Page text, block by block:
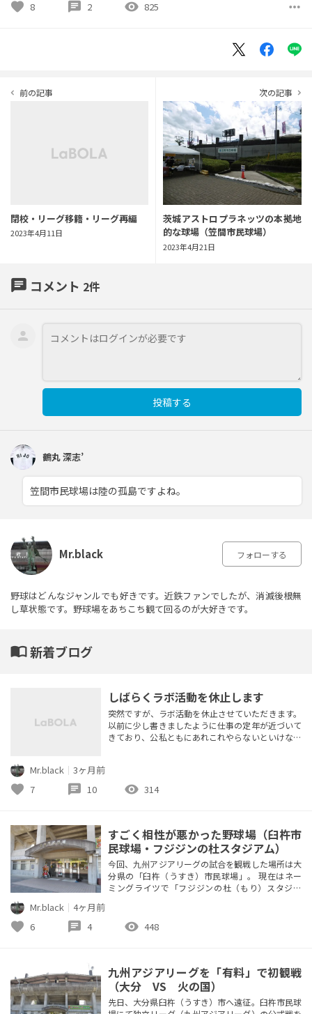
favorite 8 chat 2 visibility 825 more_horiz
navigate_before 前の記事
閉校・リーグ移籍・リーグ再編
2023年4月11日
次の記事 navigate_next
茨城アストロプラネッツの本拠地
的な球場（笠間市民球場）
2023年4月21日
chat コメント 2件
投稿する
鶴丸 深志’
笠間市民球場は陸の孤島ですよね。
Mr.black フォローする
野球はどんなジャンルでも好きです。近鉄ファンでしたが、消滅後根無
し草状態です。野球場をあちこち観て回るのが大好きです。
import_contacts新着ブログ
しばらくラボ活動を休止します
突然ですが、ラボ活動を休止させていただきます。
以前に少し書きましたように仕事の定年が近づいて
きており、公私ともにあれこれやらないといけない
どうなるかは不透明です。 仮に達成してもそれをア
ップ出来ないかもしれません。 いつか復帰できる
Mr.black ｜ 3ヶ月前
favorite 7 chat 10 visibility 314
すごく相性が悪かった野球場（臼杵市
民球場・フジジンの杜スタジアム）
今回、九州アジアリーグの試合を観戦した場所は大
分県の「臼杵（うすき）市民球場」。 現在はネー
ミングライツで「フジジンの杜（もり）スタジア
とのこと） このように地方遠征ではネーミングラ
イツ球場を介して普段見聞きしない企業を知る機会
Mr.black ｜ 4ヶ月前
favorite 6 chat 4 visibility 448
九州アジアリーグを「有料」で初観戦
（大分 VS 火の国）
先日、大分県臼杵（うすき）市へ遠征。臼杵市民球